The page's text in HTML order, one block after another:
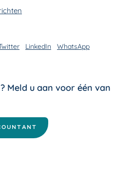
LinkedIn WhatsApp
Meld u aan voor één van